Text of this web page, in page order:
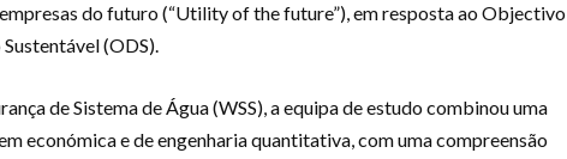
do futuro (“Utility of the future”), em resposta ao Objectivo
(ODS).
de Sistema de Água (WSS), a equipa de estudo combinou uma
económica e de engenharia quantitativa, com uma compreensão